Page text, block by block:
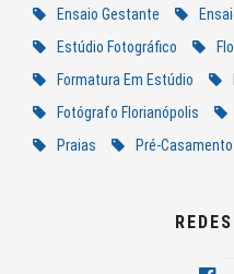
Ensaio Gestante
Estúdio Fotográfico
Formatura Em Estúdio
Fotógrafo Florianópolis
Praias
Pré-Casamento